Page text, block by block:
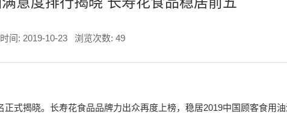
间: 2019-10-23 浏览次数: 49
揭晓。长寿花食品品牌力出众再度上榜，稳居2019中国顾客食用